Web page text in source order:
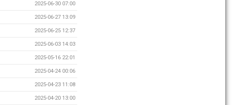
2025-06-30 07:00
2025-06-27 13:09
2025-06-25 12:37
2025-06-03 14:03
2025-05-16 22:01
2025-04-24 00:06
2025-04-23 11:08
2025-04-20 13:00